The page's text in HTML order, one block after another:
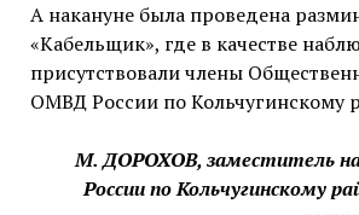
А накануне была проведена
«Кабельщик», где в качестве
присутствовали члены
ОМВД России по Кольчугинскому
М. ДОРОХОВ, заместитель
России по Кольчугинскому